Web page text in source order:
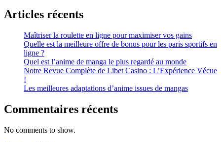
Articles récents
Maîtriser la roulette en ligne pour maximiser vos gains
Quelle est la meilleure offre de bonus pour les paris sportifs en
ligne ?
Quel est l’anime de manga le plus regardé au monde
Notre Revue Complète de Libet Casino : L’Expérience Vécue
!
Les meilleures adaptations d’anime issues de mangas
Commentaires récents
No comments to show.